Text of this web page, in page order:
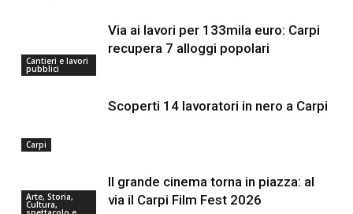
Cantieri e lavori
pubblici
Via ai lavori per 133mila euro: Carpi
recupera 7 alloggi popolari
Carpi
Scoperti 14 lavoratori in nero a Carpi
Arte, Storia,
Cultura,
Il grande cinema torna in piazza: al
via il Carpi Film Fest 2026